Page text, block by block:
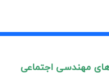
مهندسی اجتماعی